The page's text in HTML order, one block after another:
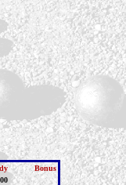
Bonus